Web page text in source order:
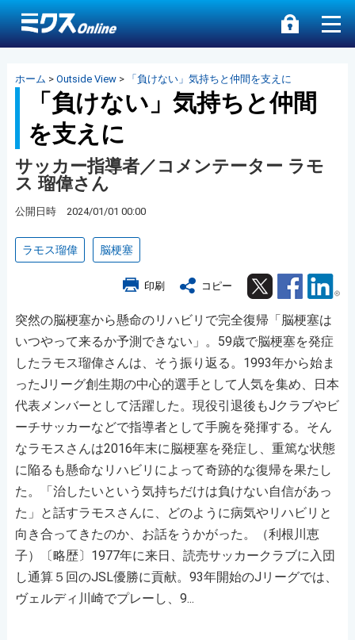
ホーム > Outside View> 「負けない」気持ちと仲間を支えに
「負けない」気持ちと仲間
を支えに
サッカー指導者／コメンテーター ラモ
ス 瑠偉さん
公開日時 2024/01/01 00:00
ラモス瑠偉 脳梗塞
印刷 コピー Twitter Facebook
突然の脳梗塞から懸命のリハビリで完全復帰「脳梗塞は
いつやって来るか予測できない」。59歳で脳梗塞を発症
したラモス瑠偉さんは、そう振り返る。1993年から始ま
ったJリーグ創生期の中心的選手として人気を集め、日本
代表メンバーとして活躍した。現役引退後もJクラブやビ
ーチサッカーなどで指導者として手腕を発揮する。そん
なラモスさんは2016年末に脳梗塞を発症し、重篤な状態
に陥るも懸命なリハビリによって奇跡的な復帰を果たし
た。「治したいという気持ちだけは負けない自信があっ
た」と話すラモスさんに、どのように病気やリハビリと
向き合ってきたのか、お話をうかがった。（利根川恵
子）〔略歴〕1977年に来日、読売サッカークラブに入団
し通算５回のJSL優勝に貢献。93年開始のJリーグでは、
ヴェルディ川崎でプレーし、9...